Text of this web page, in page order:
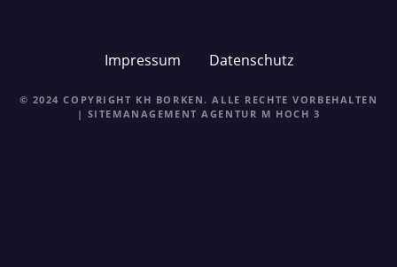
Impressum Datenschutz
© 2024 COPYRIGHT KH BORKEN. ALLE RECHTE VORBEHALTEN
| SITEMANAGEMENTAGENTUR M HOCH 3